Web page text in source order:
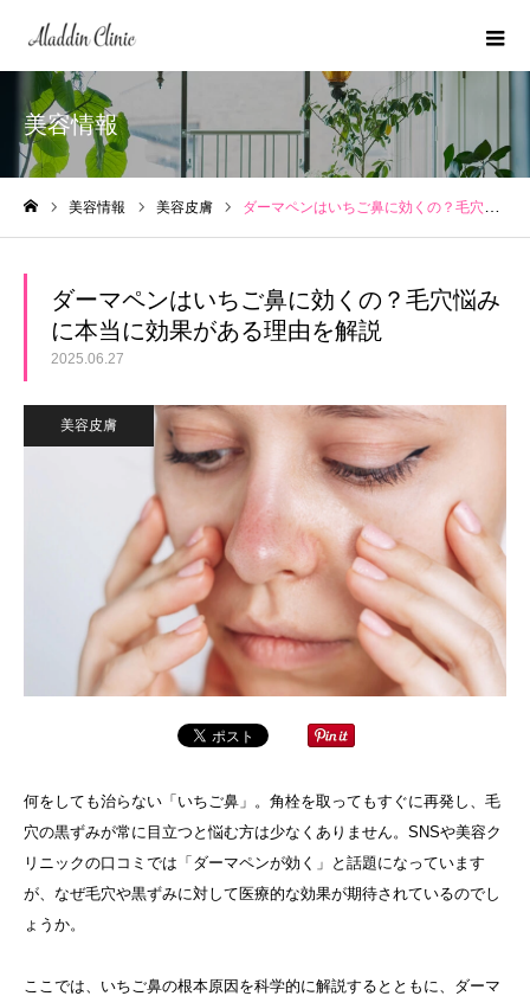
美容情報
美容情報 美容皮膚 ダーマペンはいちご鼻に効くの？毛穴悩みに本当に効果がある理由を解説
ダーマペンはいちご鼻に効くの？毛穴悩み
に本当に効果がある理由を解説
2025.06.27
美容皮膚
何をしても治らない「いちご鼻」。角栓を取ってもすぐに再発し、毛
穴の黒ずみが常に目立つと悩む方は少なくありません。SNSや美容ク
リニックの口コミでは「ダーマペンが効く」と話題になっています
が、なぜ毛穴や黒ずみに対して医療的な効果が期待されているのでし
ょうか。
ここでは、いちご鼻の根本原因を科学的に解説するとともに、ダーマ